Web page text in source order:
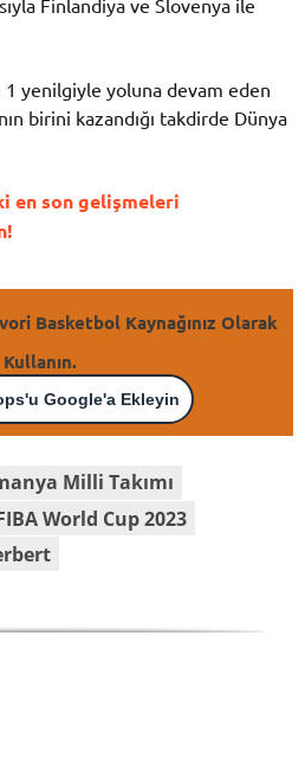
Finlandiya ve Slovenya ile
yenilgiyle yoluna devam eden
birini kazandığı takdirde Dünya
en son gelişmeleri
Basketbol Kaynağınız Olarak
Kullanın.
Google'a Ekleyin
Milli Takımı
World Cup 2023